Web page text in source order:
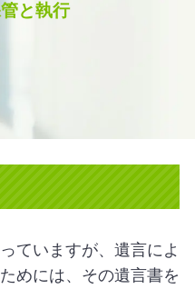
と執行
ていますが、遺言によ
めには、その遺言書を